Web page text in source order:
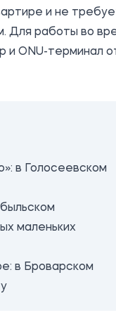
и не
Для работы во
и ONU-терминал
в Голосеевском
маленьких
в Броварском